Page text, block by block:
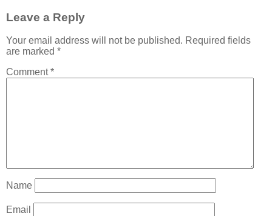
Leave a Reply
Your email address will not be published. Required fields
are marked *
Comment*
Name
Email